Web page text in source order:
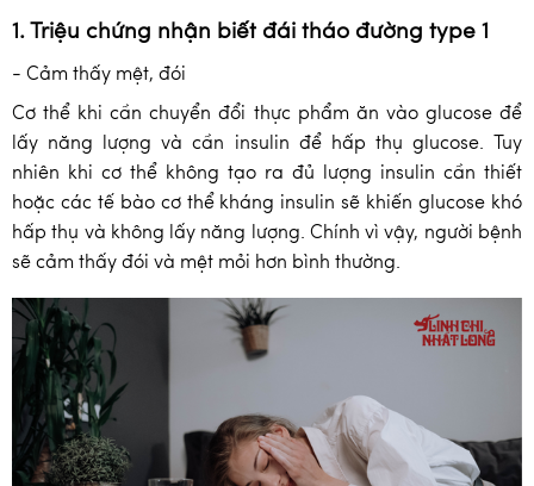
1. Triệu chứng nhận biết đái tháo đường type 1
- Cảm thấy mệt, đói
Cơ thể khi cần chuyển đổi thực phẩm ăn vào glucose để
lấy năng lượng và cần insulin để hấp thụ glucose. Tuy
nhiên khi cơ thể không tạo ra đủ lượng insulin cần thiết
hoặc các tế bào cơ thể kháng insulin sẽ khiến glucose khó
hấp thụ và không lấy năng lượng. Chính vì vậy, người bệnh
sẽ cảm thấy đói và mệt mỏi hơn bình thường.